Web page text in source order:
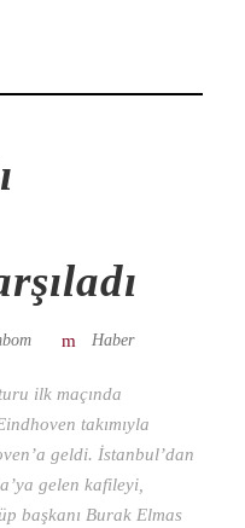
Haber
ilk maçında
takımıyla
geldi. İstanbul’dan
gelen kafileyi,
başkanı Burak Elmas